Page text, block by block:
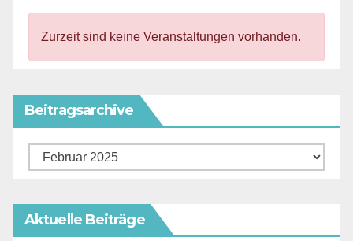
Zurzeit sind keine Veranstaltungen vorhanden.
Beitragsarchive
Beitragsarchive
Aktuelle Beiträge